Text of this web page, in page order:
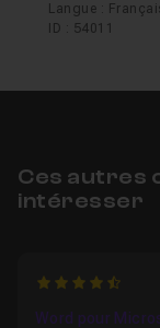
Langue :
ID : 54011
Ces autres
intéresser
Word pour